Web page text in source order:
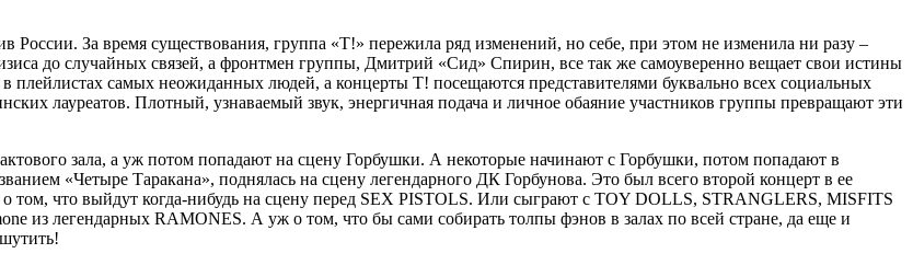
За время существования, группа «Т!» пережила ряд изменений, но себе, при этом не изменила ни разу –
до случайных связей, а фронтмен группы, Дмитрий «Сид» Спирин, все так же самоуверенно вещает свои истины
самых неожиданных людей, а концерты Т! посещаются представителями буквально всех социальных
лауреатов. Плотный, узнаваемый звук, энергичная подача и личное обаяние участников группы превращают эти
зала, а уж потом попадают на сцену Горбушки. А некоторые начинают с Горбушки, потом попадают в
«Четыре Таракана», поднялась на сцену легендарного ДК Горбунова. Это был всего второй концерт в ее
том, что выйдут когда-нибудь на сцену перед SEX PISTOLS. Или сыграют с TOY DOLLS, STRANGLERS, MISFITS
из легендарных RAMONES. А уж о том, что бы сами собирать толпы фэнов в залах по всей стране, да еще и